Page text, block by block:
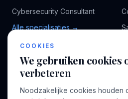
Cybersecurity Consultant
Alle specialisaties →
BEDRIJF
Over ons
COOKIES
We gebruiken cookies
verbeteren
Noodzakelijke cookies houden